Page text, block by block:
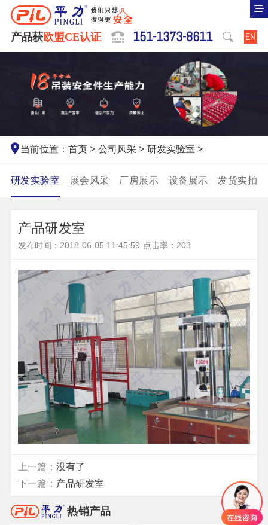
产品获欧盟CE认证 151-1373-8611 EN
当前位置：首页 >公司风采 >研发实验室 >
研发实验室 展会风采 厂房展示 设备展示 发货实拍
产品研发室
发布时间：2018-06-05 11:45:59 点击率： 203
上一篇：没有了
下一篇： 产品研发室
热销产品